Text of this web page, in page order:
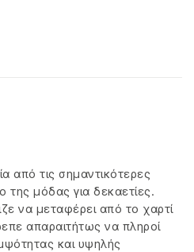
από τις σημαντικότερες
μόδας για δεκαετίες.
να μεταφέρει από το χαρτί
απαραιτήτως να πληροί
και υψηλής